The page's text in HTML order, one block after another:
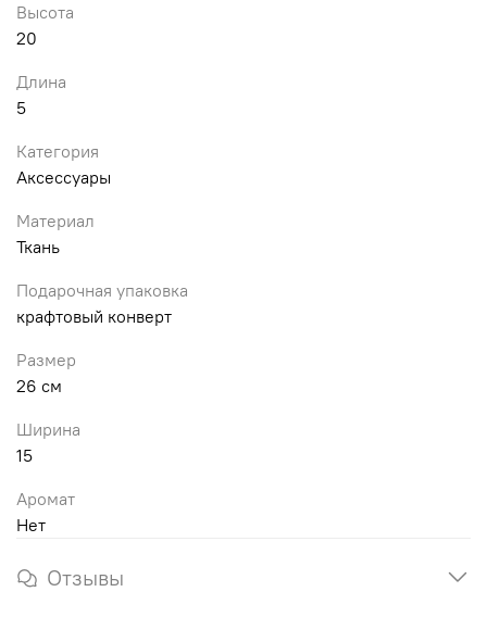
Высота
20
Длина
5
Категория
Аксессуары
Материал
Ткань
Подарочная упаковка
крафтовый конверт
Размер
26 см
Ширина
15
Аромат
Нет
Отзывы